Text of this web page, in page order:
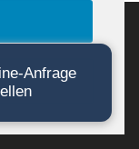
Anfrage